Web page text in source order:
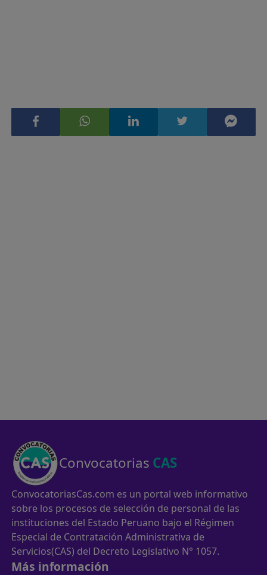
Convocatorias CAS
ConvocatoriasCas.com es un portal web informativo
sobre los procesos de selección de personal de las
instituciones del Estado Peruano bajo el Régimen
Especial de Contratación Administrativa de
Servicios(CAS) del Decreto Legislativo N° 1057.
Más información